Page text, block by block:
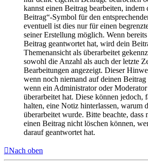
kannst einen Beitrag bearbeiten, indem
Beitrag“-Symbol für den
eventuell ist dies nur für einen
seiner Erstellung möglich. Wenn
Beitrag geantwortet hat, wird dein
Themenansicht als überarbeitet
sowohl die Anzahl als auch der letzte
Bearbeitungen angezeigt. Dieser
wenn noch niemand auf deinen
wenn ein Administrator oder
überarbeitet hat. Diese können jedoch,
halten, eine Notiz hinterlassen, warum
überarbeitet wurde. Bitte beachte, dass
einen Beitrag nicht löschen können,
darauf geantwortet hat.
Nach oben